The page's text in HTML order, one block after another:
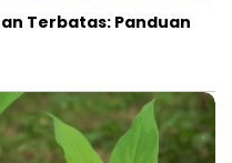
Terbatas: Panduan